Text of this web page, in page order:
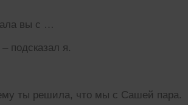
вы с …
я.
решила, что мы с Сашей пара.